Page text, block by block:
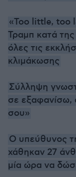
«Too little, too
Τραμπ κατά
όλες τις
κλιμάκωσης
Σύλληψη
σε εξαφανίσω,
σου»
Ο υπεύθυνος
χάθηκαν 27
μία ώρα να